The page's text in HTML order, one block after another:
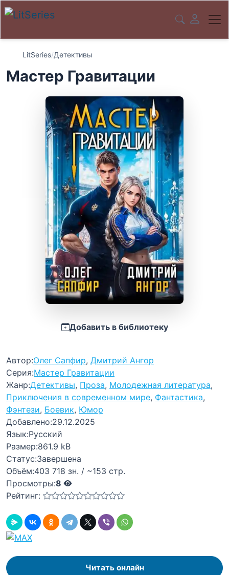
LitSeries/Детективы
Мастер Гравитации
Добавить в библиотеку
Автор:Олег Сапфир, Дмитрий Ангор
Серия:Мастер Гравитации
Жанр:Детективы, Проза, Молодежная литература,
Приключения в современном мире, Фантастика,
Фэнтези, Боевик, Юмор
Добавлено:29.12.2025
Язык:Русский
Размер:861.9 kB
Статус:Завершена
Объём:403 718 зн. / ~153 стр.
Просмотры:8
Рейтинг:
Читать онлайн